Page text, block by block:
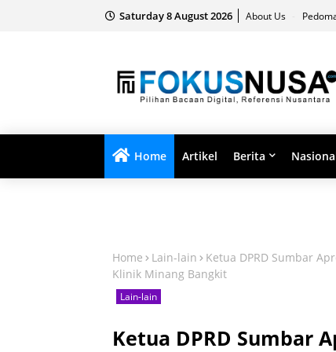
Saturday 8 August 2026 About Us
Home Artikel Berita
Home Lain-lain
Ketua DPRD Sumbar
Klinik Minang Bangkit
Lain-lain
Ketua DPRD Sumbar